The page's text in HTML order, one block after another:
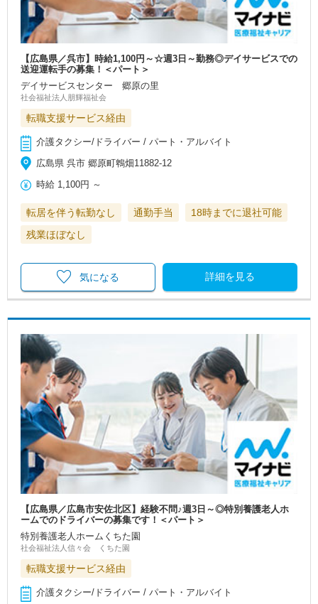
【広島県／呉市】時給1,100円～☆週3日～勤務◎デイサービスでの
送迎運転手の募集！＜パート＞
デイサービスセンター 郷原の里
社会福祉法人朋輝福祉会
転職支援サービス経由
介護タクシー/ドライバー / パート・アルバイト
広島県 呉市 郷原町鵯畑11882-12
時給 1,100円 ～
転居を伴う転勤なし 通勤手当
18時までに退社可能
残業ほぼなし
詳細を見る
気になる
【広島県／広島市安佐北区】経験不問♪週3日～◎特別養護老人ホ
ームでのドライバーの募集です！＜パート＞
特別養護老人ホームくちた園
社会福祉法人信々会 くちた園
転職支援サービス経由
介護タクシー/ドライバー / パート・アルバイト